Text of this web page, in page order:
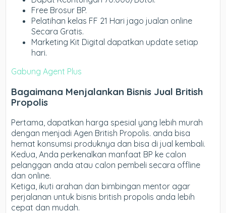
Free Brosur BP.
Pelatihan kelas FF 21 Hari jago jualan online
Secara Gratis.
Marketing Kit Digital dapatkan update setiap
hari.
Gabung Agent Plus
Bagaimana Menjalankan Bisnis Jual British
Propolis
Pertama, dapatkan harga spesial yang lebih murah
dengan menjadi Agen British Propolis. anda bisa
hemat konsumsi produknya dan bisa di jual kembali.
Kedua, Anda perkenalkan manfaat BP ke calon
pelanggan anda atau calon pembeli secara offline
dan online.
Ketiga, ikuti arahan dan bimbingan mentor agar
perjalanan untuk bisnis british propolis anda lebih
cepat dan mudah.